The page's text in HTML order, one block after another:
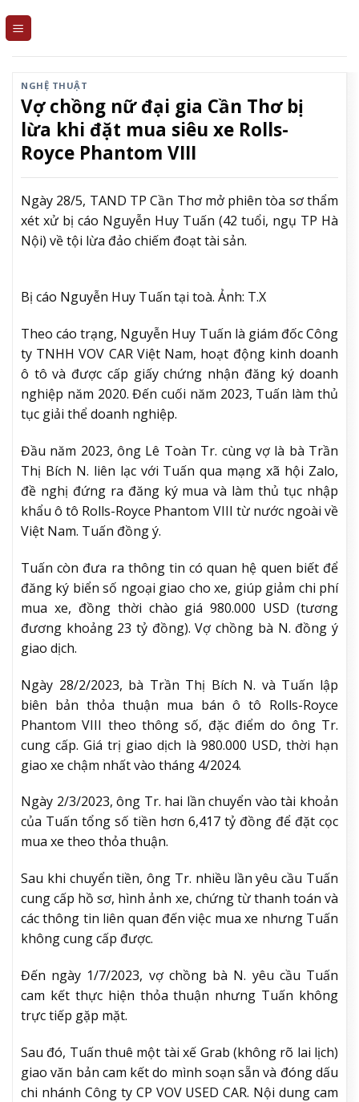
NGHỆ THUẬT
Vợ chồng nữ đại gia Cần Thơ bị
lừa khi đặt mua siêu xe Rolls-
Royce Phantom VIII
Ngày 28/5, TAND TP Cần Thơ mở phiên tòa sơ thẩm
xét xử bị cáo Nguyễn Huy Tuấn (42 tuổi, ngụ TP Hà
Nội) về tội lừa đảo chiếm đoạt tài sản.
Bị cáo Nguyễn Huy Tuấn tại toà. Ảnh: T.X
Theo cáo trạng, Nguyễn Huy Tuấn là giám đốc Công
ty TNHH VOV CAR Việt Nam, hoạt động kinh doanh
ô tô và được cấp giấy chứng nhận đăng ký doanh
nghiệp năm 2020. Đến cuối năm 2023, Tuấn làm thủ
tục giải thể doanh nghiệp.
Đầu năm 2023, ông Lê Toàn Tr. cùng vợ là bà Trần
Thị Bích N. liên lạc với Tuấn qua mạng xã hội Zalo,
đề nghị đứng ra đăng ký mua và làm thủ tục nhập
khẩu ô tô Rolls-Royce Phantom VIII từ nước ngoài về
Việt Nam. Tuấn đồng ý.
Tuấn còn đưa ra thông tin có quan hệ quen biết để
đăng ký biển số ngoại giao cho xe, giúp giảm chi phí
mua xe, đồng thời chào giá 980.000 USD (tương
đương khoảng 23 tỷ đồng). Vợ chồng bà N. đồng ý
giao dịch.
Ngày 28/2/2023, bà Trần Thị Bích N. và Tuấn lập
biên bản thỏa thuận mua bán ô tô Rolls-Royce
Phantom VIII theo thông số, đặc điểm do ông Tr.
cung cấp. Giá trị giao dịch là 980.000 USD, thời hạn
giao xe chậm nhất vào tháng 4/2024.
Ngày 2/3/2023, ông Tr. hai lần chuyển vào tài khoản
của Tuấn tổng số tiền hơn 6,417 tỷ đồng để đặt cọc
mua xe theo thỏa thuận.
Sau khi chuyển tiền, ông Tr. nhiều lần yêu cầu Tuấn
cung cấp hồ sơ, hình ảnh xe, chứng từ thanh toán và
các thông tin liên quan đến việc mua xe nhưng Tuấn
không cung cấp được.
Đến ngày 1/7/2023, vợ chồng bà N. yêu cầu Tuấn
cam kết thực hiện thỏa thuận nhưng Tuấn không
trực tiếp gặp mặt.
Sau đó, Tuấn thuê một tài xế Grab (không rõ lai lịch)
giao văn bản cam kết do mình soạn sẵn và đóng dấu
chi nhánh Công ty CP VOV USED CAR. Nội dung cam